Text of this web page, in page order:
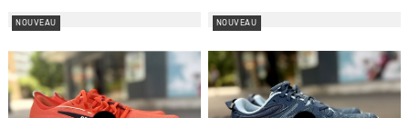
NOUVEAU NOUVEAU